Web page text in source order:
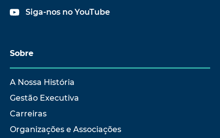
Siga-nos no YouTube
Sobre
A Nossa História
Gestão Executiva
Carreiras
Organizações e Associações